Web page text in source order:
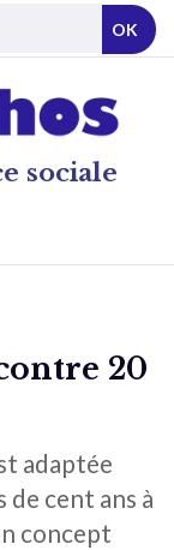
sociale
OK
20
adaptée
de cent ans à
concept